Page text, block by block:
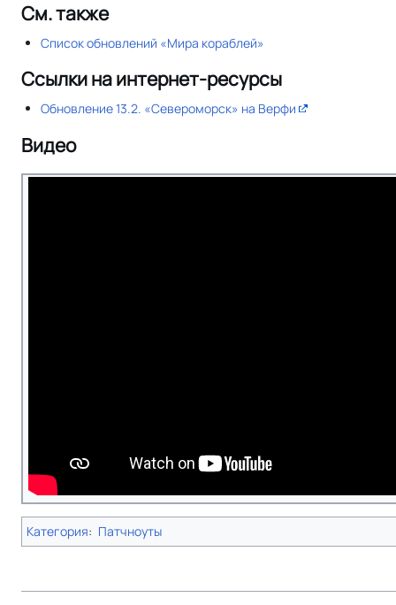
См. также
Список обновлений «Мира кораблей»
Ссылки на интернет-ресурсы
Обновление 13.2. «Североморск» на Верфи
Видео
Категория: Патчноуты